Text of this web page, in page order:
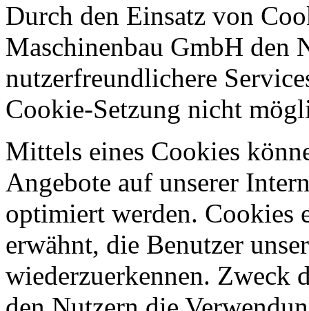
Durch den Einsatz von
Maschinenbau GmbH den
nutzerfreundlichere
Cookie-Setzung nicht
Mittels eines Cookies
Angebote auf unserer
optimiert werden. Cookies
erwähnt, die Benutzer
wiederzuerkennen. Zweck